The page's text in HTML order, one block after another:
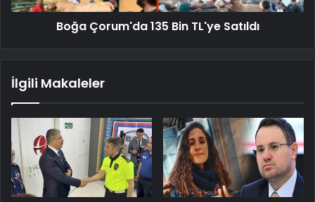
Boğa Çorum'da 135 Bin TL'ye Satıldı
İlgili Makaleler